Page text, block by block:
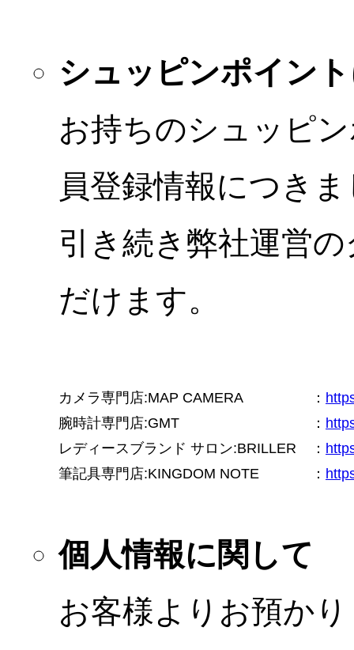
シュッピンポイン
お持ちのシュッピ
員登録情報につき
引き続き弊社運営
だけます。
カメラ専門店:MAP CAMERA ：
腕時計専門店:GMT
：
レディースブランド サロン:BRILLER
：
筆記具専門店:KINGDOM NOTE
：
個人情報に関して
お客様よりお預か